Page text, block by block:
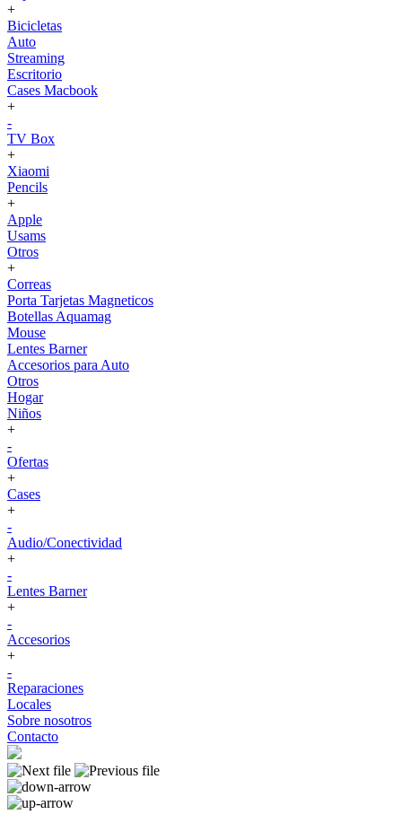
+
Bicicletas
Auto
Streaming
Escritorio
Cases Macbook
+
-
TV Box
+
Xiaomi
Pencils
+
Apple
Usams
Otros
+
Correas
Porta Tarjetas Magneticos
Botellas Aquamag
Mouse
Lentes Barner
Accesorios para Auto
Otros
Hogar
Niños
+
-
Ofertas
+
Cases
+
-
Audio/Conectividad
+
-
Lentes Barner
+
-
Accesorios
+
-
Reparaciones
Locales
Sobre nosotros
Contacto